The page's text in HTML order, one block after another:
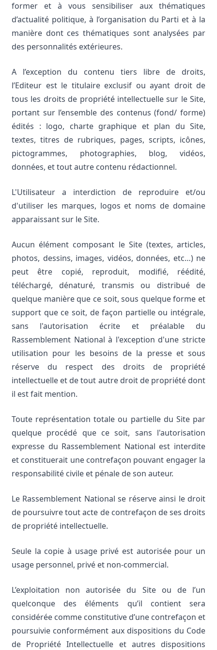
former et à vous sensibiliser aux thématiques
d’actualité politique, à l’organisation du Parti et à la
manière dont ces thématiques sont analysées par
des personnalités extérieures.
A l’exception du contenu tiers libre de droits,
l’Editeur est le titulaire exclusif ou ayant droit de
tous les droits de propriété intellectuelle sur le Site,
portant sur l’ensemble des contenus (fond/ forme)
édités : logo, charte graphique et plan du Site,
textes, titres de rubriques, pages, scripts, icônes,
pictogrammes, photographies, blog, vidéos,
données, et tout autre contenu rédactionnel.
L'Utilisateur a interdiction de reproduire et/ou
d'utiliser les marques, logos et noms de domaine
apparaissant sur le Site.
Aucun élément composant le Site (textes, articles,
photos, dessins, images, vidéos, données, etc…) ne
peut être copié, reproduit, modifié, réédité,
téléchargé, dénaturé, transmis ou distribué de
quelque manière que ce soit, sous quelque forme et
support que ce soit, de façon partielle ou intégrale,
sans l'autorisation écrite et préalable du
Rassemblement National à l'exception d'une stricte
utilisation pour les besoins de la presse et sous
réserve du respect des droits de propriété
intellectuelle et de tout autre droit de propriété dont
il est fait mention.
Toute représentation totale ou partielle du Site par
quelque procédé que ce soit, sans l'autorisation
expresse du Rassemblement National est interdite
et constituerait une contrefaçon pouvant engager la
responsabilité civile et pénale de son auteur.
Le Rassemblement National se réserve ainsi le droit
de poursuivre tout acte de contrefaçon de ses droits
de propriété intellectuelle.
Seule la copie à usage privé est autorisée pour un
usage personnel, privé et non-commercial.
L’exploitation non autorisée du Site ou de l’un
quelconque des éléments qu’il contient sera
considérée comme constitutive d’une contrefaçon et
poursuivie conformément aux dispositions du Code
de Propriété Intellectuelle et autres dispositions